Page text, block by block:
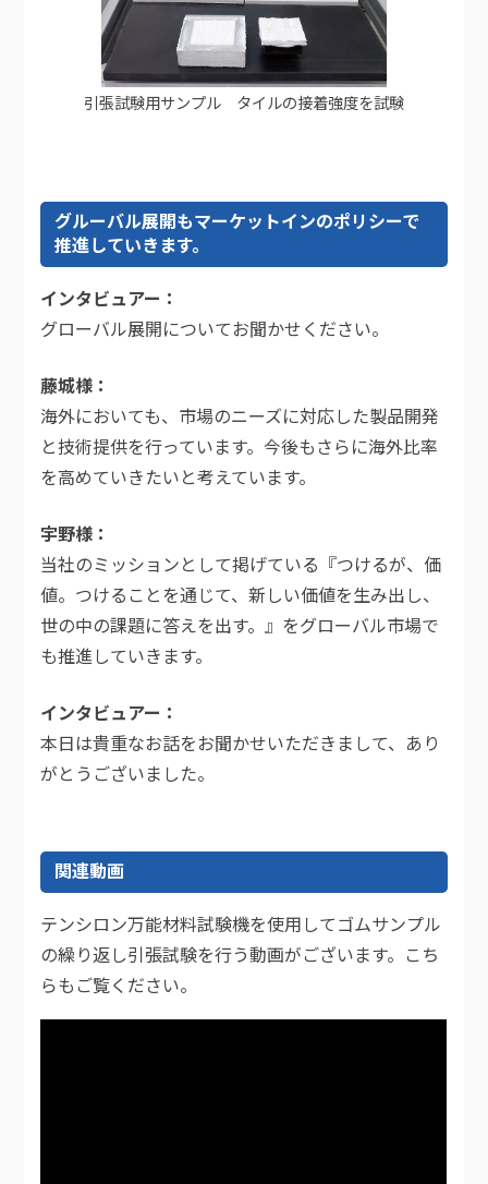
引張試験用サンプル タイルの接着強度を試験
グルーバル展開もマーケットインのポリシーで
推進していきます。
インタビュアー
グローバル展開についてお聞かせください。
藤城様
海外においても、市場のニーズに対応した製品開発
と技術提供を行っています。今後もさらに海外比率
を高めていきたいと考えています。
宇野様
当社のミッションとして掲げている『つけるが、価
値。つけることを通じて、新しい価値を生み出し、
世の中の課題に答えを出す。』をグローバル市場で
も推進していきます。
インタビュアー
本日は貴重なお話をお聞かせいただきまして、あり
がとうございました。
関連動画
テンシロン万能材料試験機を使用してゴムサンプル
の繰り返し引張試験を行う動画がございます。こち
らもご覧ください。